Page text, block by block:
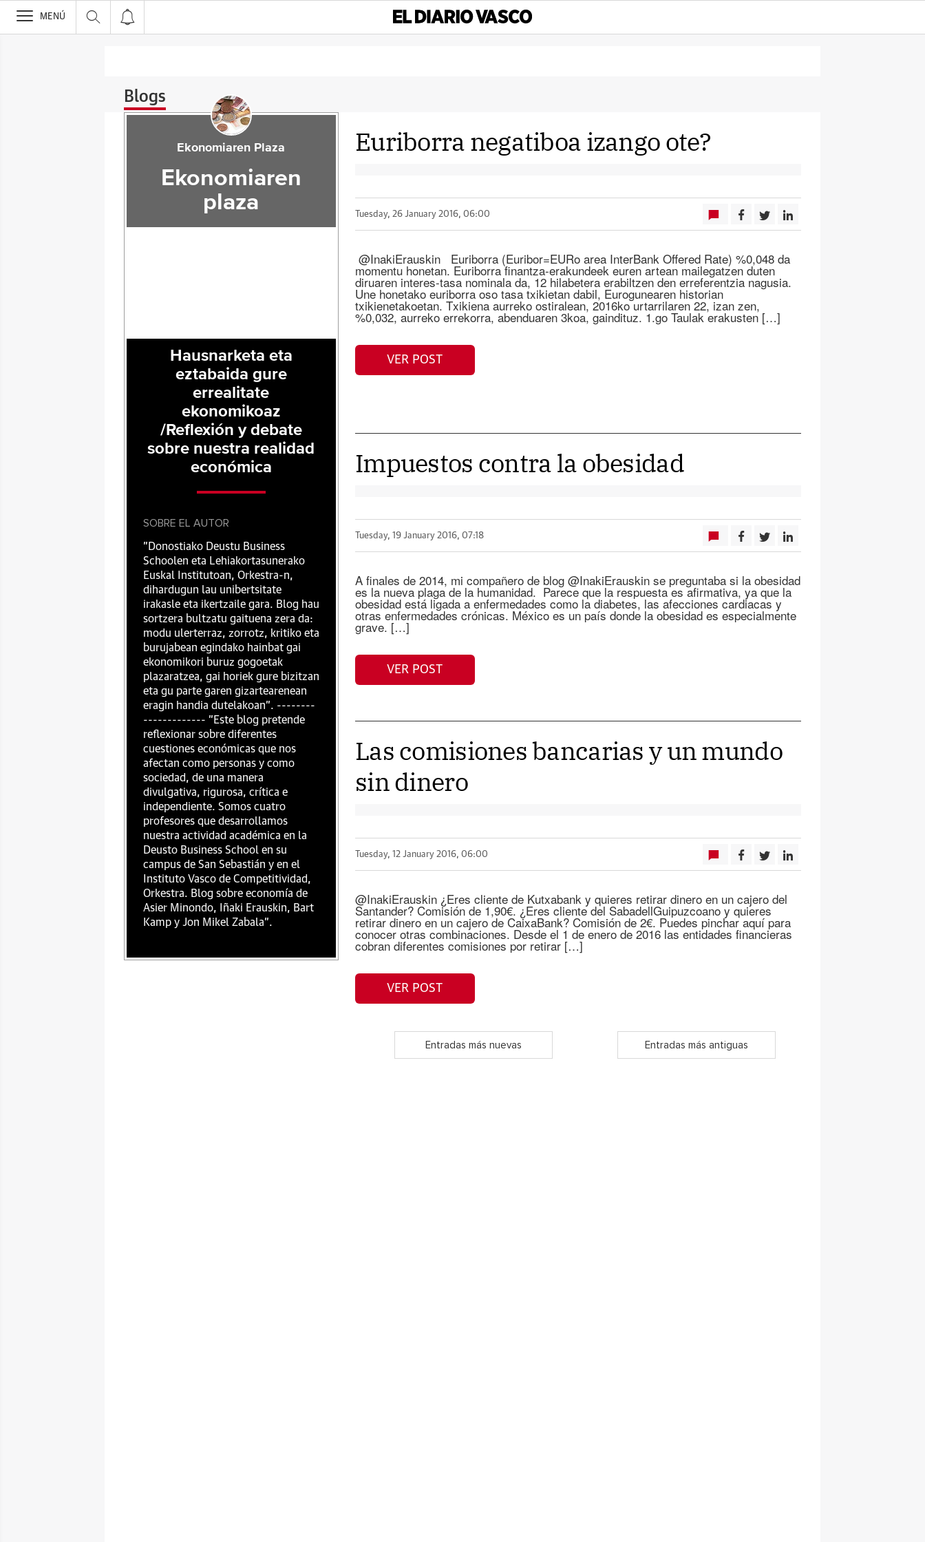
>
MENÚ
Blogs
Euriborra negatiboa izango ote?
Tuesday, 26 January 2016, 06:00
@InakiErauskin Euriborra (Euribor=EURo area InterBank Offered Rate) %0,048 da
momentu honetan. Euriborra finantza-erakundeek euren artean mailegatzen duten
diruaren interes-tasa nominala da, 12 hilabetera erabiltzen den erreferentzia nagusia.
Une honetako euriborra oso tasa txikietan dabil, Eurogunearen historian
txikienetakoetan. Txikiena aurreko ostiralean, 2016ko urtarrilaren 22, izan zen,
%0,032, aurreko errekorra, abenduaren 3koa, gaindituz. 1.go Taulak erakusten […]
VER POST
Impuestos contra la obesidad
Tuesday, 19 January 2016, 07:18
A finales de 2014, mi compañero de blog @InakiErauskin se preguntaba si la obesidad
es la nueva plaga de la humanidad. Parece que la respuesta es afirmativa, ya que la
obesidad está ligada a enfermedades como la diabetes, las afecciones cardiacas y
otras enfermedades crónicas. México es un país donde la obesidad es especialmente
grave. […]
VER POST
Las comisiones bancarias y un mundo
sin dinero
Tuesday, 12 January 2016, 06:00
@InakiErauskin ¿Eres cliente de Kutxabank y quieres retirar dinero en un cajero del
Santander? Comisión de 1,90€. ¿Eres cliente del SabadellGuipuzcoano y quieres
retirar dinero en un cajero de CaixaBank? Comisión de 2€. Puedes pinchar aquí para
conocer otras combinaciones. Desde el 1 de enero de 2016 las entidades financieras
cobran diferentes comisiones por retirar […]
VER POST
Entradas más nuevas Entradas más antiguas
Ekonomiaren Plaza
Ekonomiaren
plaza
Hausnarketa eta
eztabaida gure
errealitate
ekonomikoaz
/Reflexión y debate
sobre nuestra realidad
económica
SOBRE EL AUTOR
"Donostiako Deustu Business
Schoolen eta Lehiakortasunerako
Euskal Institutoan, Orkestra-n,
dihardugun lau unibertsitate
irakasle eta ikertzaile gara. Blog hau
sortzera bultzatu gaituena zera da:
modu ulerterraz, zorrotz, kritiko eta
burujabean egindako hainbat gai
ekonomikori buruz gogoetak
plazaratzea, gai horiek gure bizitzan
eta gu parte garen gizartearenean
eragin handia dutelakoan". --------
------------- "Este blog pretende
reflexionar sobre diferentes
cuestiones económicas que nos
afectan como personas y como
sociedad, de una manera
divulgativa, rigurosa, crítica e
independiente. Somos cuatro
profesores que desarrollamos
nuestra actividad académica en la
Deusto Business School en su
campus de San Sebastián y en el
Instituto Vasco de Competitividad,
Orkestra. Blog sobre economía de
Asier Minondo, Iñaki Erauskin, Bart
Kamp y Jon Mikel Zabala".